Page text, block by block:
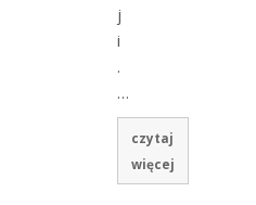
j
i
.
…
czytaj
więcej